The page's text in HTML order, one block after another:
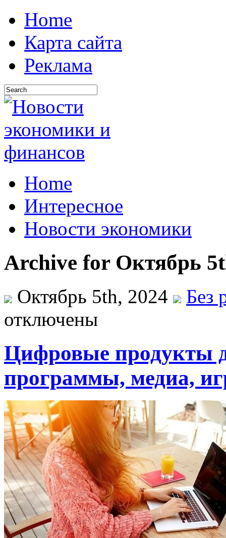
Home
Карта сайта
Реклама
Home
Интересное
Новости экономики
Archive for Октябрь
Октябрь 5th, 2024
Без
отключены
Цифровые продукты
программы, медиа,